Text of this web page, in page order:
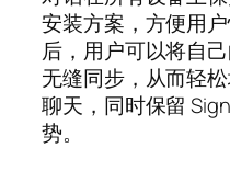
安装方案，方便用
后，用户可以将自
无缝同步，从而轻
聊天，同时保留
势。